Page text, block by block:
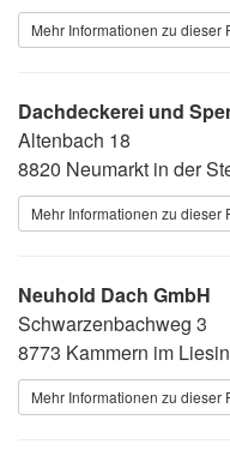
Mehr Informationen zu dieser
Dachdeckerei und
Altenbach 18
8820 Neumarkt in der
Mehr Informationen zu dieser
Neuhold Dach GmbH
Schwarzenbachweg 3
8773 Kammern im
Mehr Informationen zu dieser